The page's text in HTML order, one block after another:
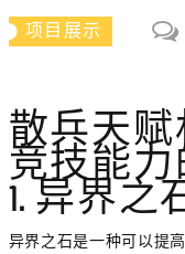
项目展示
散兵天
竞技能
1. 异界之
异界之石是一种可以提